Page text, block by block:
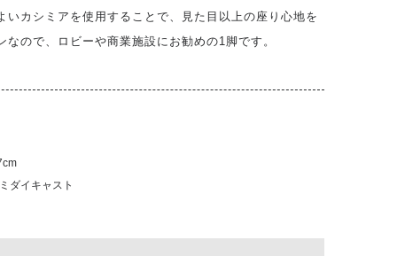
カシミアを使用することで、見た目以上の座り心地を
ので、ロビーや商業施設にお勧めの1脚です。
ダイキャスト